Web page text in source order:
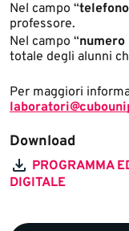
Nel campo “telefono
professore.
Nel campo “
totale degli alunni
Per maggiori
Download
PROGRAMMA
DIGITALE